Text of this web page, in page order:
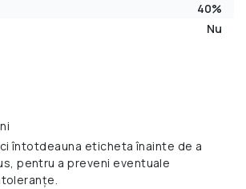
40%
Nu
întotdeauna eticheta înainte de a
pentru a preveni eventuale